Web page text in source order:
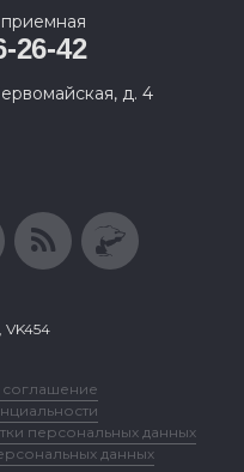
26-42
д. 4
соглашение
персональных данных
данных